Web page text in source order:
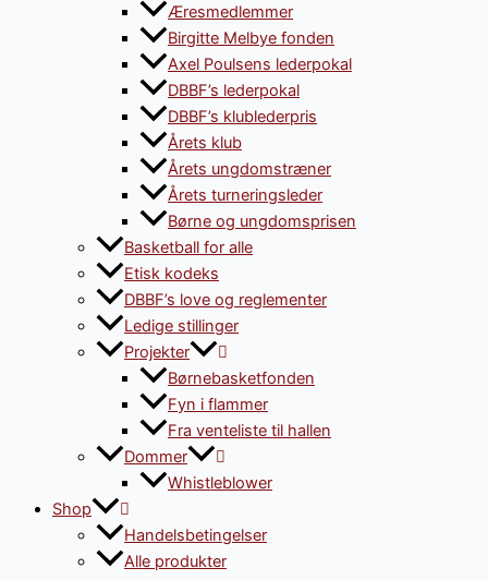
Æresmedlemmer
Birgitte Melbye fonden
Axel Poulsens lederpokal
DBBF’s lederpokal
DBBF’s klublederpris
Årets klub
Årets ungdomstræner
Årets turneringsleder
Børne og ungdomsprisen
Basketball for alle
Etisk kodeks
DBBF’s love og reglementer
Ledige stillinger
Projekter
Børnebasketfonden
Fyn i flammer
Fra venteliste til hallen
Dommer
Whistleblower
Shop
Handelsbetingelser
Alle produkter